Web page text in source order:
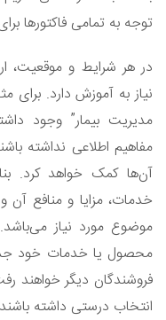
توجه به تمامی فاکتورها
در هر شرایط و موقعیت،
نیاز به آموزش دارد.
مدیریت بیمار” وجود
مفاهیم اطلاعی نداشته
آن‌ها کمک خواهد کرد.
خدمات، مزایا و منافع
موضوع مورد نیاز
محصول یا خدمات خود
فروشندگان دیگر خواهند
انتخاب درستی داشته